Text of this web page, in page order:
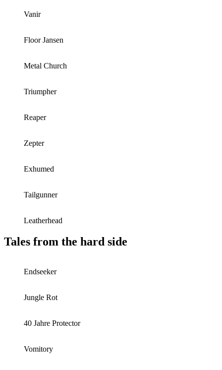
Vanir
Floor Jansen
Metal Church
Triumpher
Reaper
Zepter
Exhumed
Tailgunner
Leatherhead
Tales from the hard side
Endseeker
Jungle Rot
40 Jahre Protector
Vomitory